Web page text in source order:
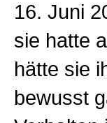
16. Juni
sie hatte
hätte sie
bewusst